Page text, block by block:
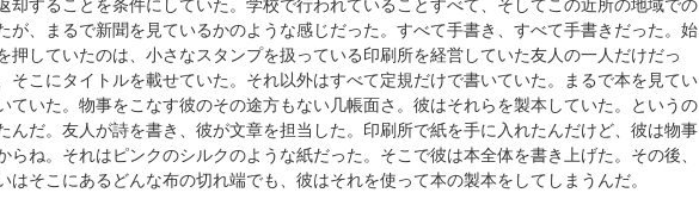
却することを条件にしていた。学校で行われていることすべて、そしてこの近所の地域での
が、まるで新聞を見ているかのような感じだった。すべて手書き、すべて手書きだった。始
押していたのは、小さなスタンプを扱っている印刷所を経営していた友人の一人だけだっ
そこにタイトルを載せていた。それ以外はすべて定規だけで書いていた。まるで本を見てい
ていた。物事をこなす彼のその途方もない几帳面さ。彼はそれらを製本していた。というの
んだ。友人が詩を書き、彼が文章を担当した。印刷所で紙を手に入れたんだけど、彼は物事
ね。それはピンクのシルクのような紙だった。そこで彼は本全体を書き上げた。その後、
はそこにあるどんな布の切れ端でも、彼はそれを使って本の製本をしてしまうんだ。